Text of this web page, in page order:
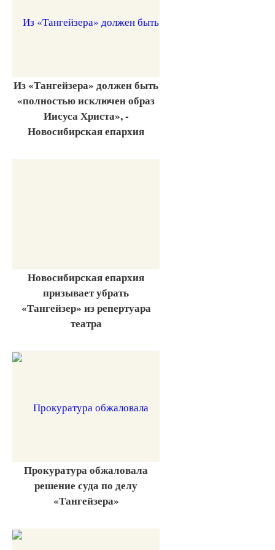
Из «Тангейзера» должен быть
«полностью исключен образ
Иисуса Христа», -
Новосибирская епархия
Новосибирская епархия
призывает убрать
«Тангейзер» из репертуара
театра
Прокуратура обжаловала
решение суда по делу
«Тангейзера»